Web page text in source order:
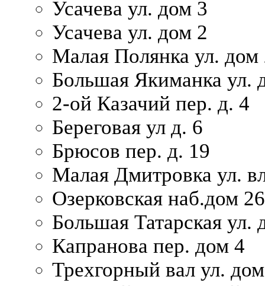
Усачева ул. дом 3
Усачева ул. дом 2
Малая Полянка ул. дом
Большая Якиманка ул.
2-ой Казачий пер. д. 4
Береговая ул д. 6
Брюсов пер. д. 19
Малая Дмитровка ул.
Озерковская наб.дом 26
Большая Татарская ул.
Капранова пер. дом 4
Трехгорный вал ул.